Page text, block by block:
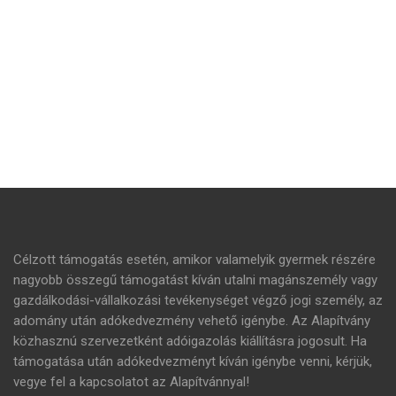
Célzott támogatás esetén, amikor valamelyik gyermek részére
nagyobb összegű támogatást kíván utalni magánszemély vagy
gazdálkodási-vállalkozási tevékenységet végző jogi személy, az
adomány után adókedvezmény vehető igénybe. Az Alapítvány
közhasznú szervezetként adóigazolás kiállításra jogosult. Ha
támogatása után adókedvezményt kíván igénybe venni, kérjük,
vegye fel a kapcsolatot az Alapítvánnyal!